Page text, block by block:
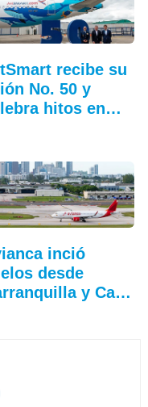
recibe su
No. 50 y
hitos en
inció
desde
y Cali